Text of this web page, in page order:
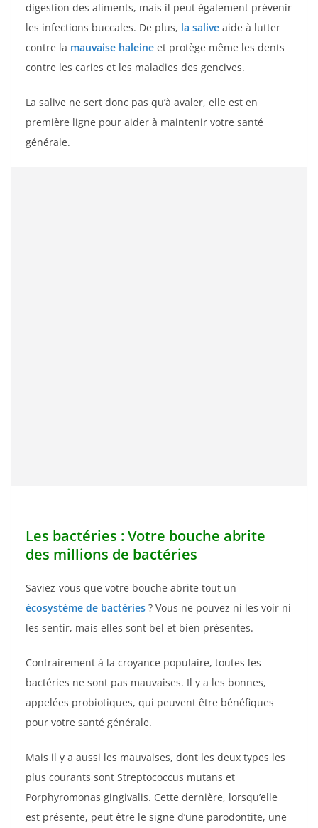
digestion des aliments, mais il peut également prévenir
les infections buccales. De plus, la salive aide à lutter
contre la mauvaise haleine et protège même les dents
contre les caries et les maladies des gencives.
La salive ne sert donc pas qu’à avaler, elle est en
première ligne pour aider à maintenir votre santé
générale.
Les bactéries : Votre bouche abrite
des millions de bactéries
Saviez-vous que votre bouche abrite tout un
écosystème de bactéries ? Vous ne pouvez ni les voir ni
les sentir, mais elles sont bel et bien présentes.
Contrairement à la croyance populaire, toutes les
bactéries ne sont pas mauvaises. Il y a les bonnes,
appelées probiotiques, qui peuvent être bénéfiques
pour votre santé générale.
Mais il y a aussi les mauvaises, dont les deux types les
plus courants sont Streptococcus mutans et
Porphyromonas gingivalis. Cette dernière, lorsqu’elle
est présente, peut être le signe d’une parodontite, une